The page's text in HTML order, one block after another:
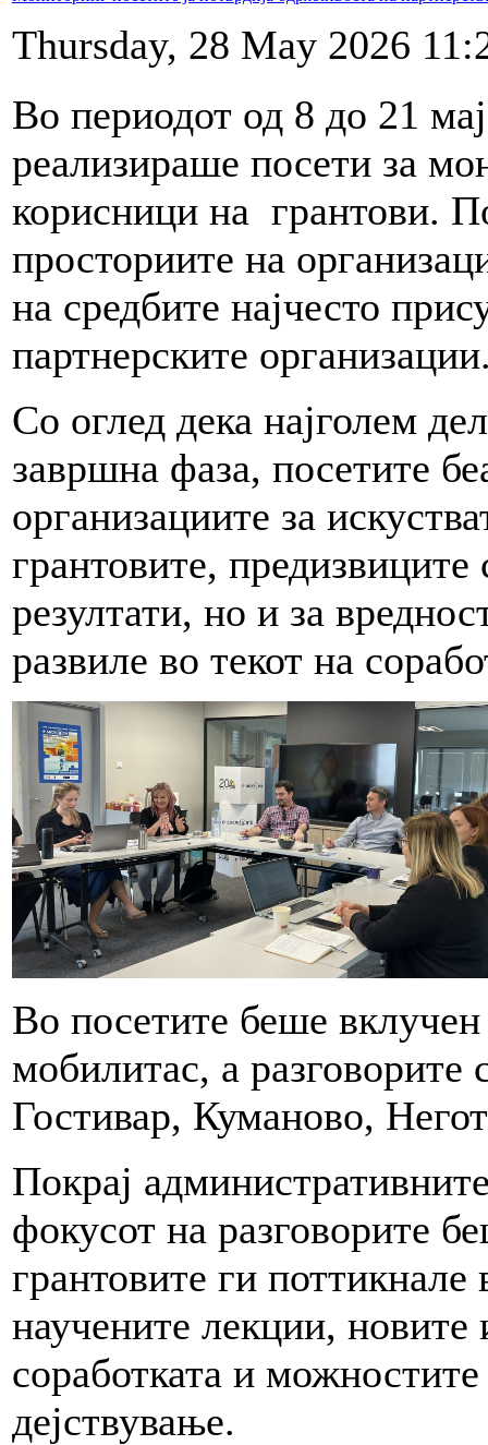
Thursday, 28 May 2026
Во периодот од 8 до 21
реализираше посети за
корисници на грантови.
просториите на
на средбите најчесто
партнерските
Со оглед дека најголем
завршна фаза, посетите
организациите за
грантовите,
резултати, но и за
развиле во текот на
Во посетите беше
мобилитас, а разговорите
Гостивар, Куманово,
Покрај
фокусот на разговорите
грантовите ги
научените лекции,
соработката и
дејствување.